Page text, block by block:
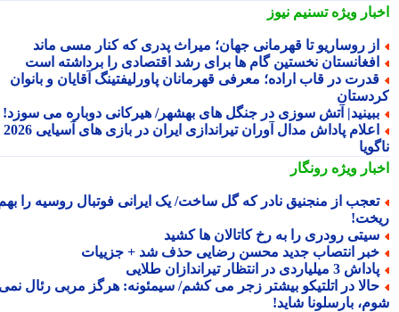
ویژهتسنیم نیوز
روساریو تا قهرمانی جهان؛ میراث پدری که کنار مسی ماند
نخستین گام ها برای رشد اقتصادی را برداشته است
در قاب اراده؛ معرفی قهرمانان پاورلیفتینگ آقایان و بانوان
آتش سوزی در جنگل های بهشهر/ هیرکانی دوباره می سوزد!
اعلام پاداش مدال آوران تیراندازی ایران در بازی های آسیایی 2026
ویژهرونگار
از منجنیق نادر که گل ساخت/ یک ایرانی فوتبال روسیه را بهم
رودری را به رخ کاتالان ها کشید
انتصاب جدید محسن رضایی حذف شد + جزییات
3 میلیاردی در انتظار تیراندازان طلایی
در اتلتیکو بیشتر زجر می کشم/ سیمئونه: هرگز مربی رئال نمی
بارسلونا شاید!